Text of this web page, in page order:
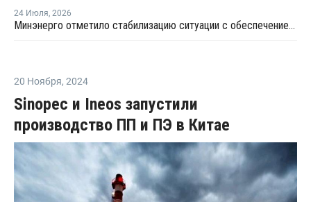
24 Июля, 2026
Минэнерго отметило стабилизацию ситуации с обеспечением топливом в ряде регионов
20 Ноября, 2024
Sinopec и Ineos запустили
производство ПП и ПЭ в Китае